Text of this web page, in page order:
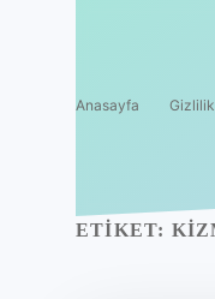
Anasayfa
ETIKET: